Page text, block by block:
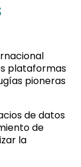
plataformas
pioneras
de datos
de
la